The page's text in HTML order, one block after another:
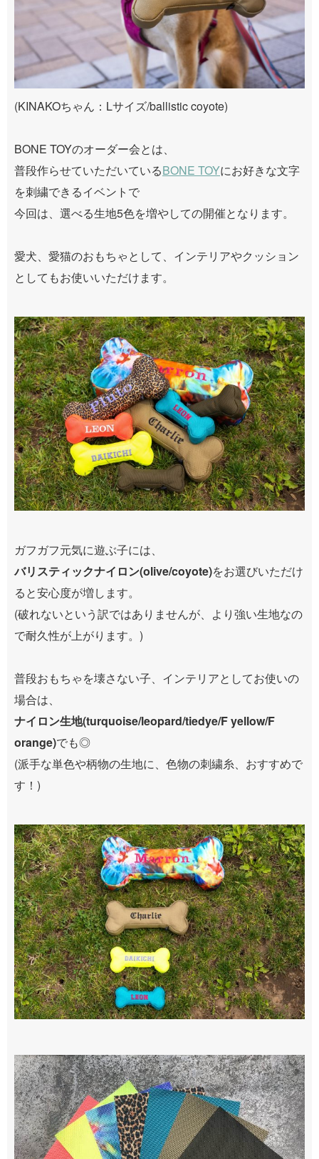
(KINAKOちゃん：Lサイズ/ballistic coyote)
BONE TOYのオーダー会とは、
普段作らせていただいているBONE TOYにお好きな文字
を刺繍できるイベントで
今回は、選べる生地5色を増やしての開催となります。
愛犬、愛猫のおもちゃとして、インテリアやクッション
としてもお使いいただけます。
ガフガフ元気に遊ぶ子には、
バリスティックナイロン(olive/coyote)をお選びいただけ
ると安心度が増します。
(破れないという訳ではありませんが、より強い生地なの
で耐久性が上がります。)
普段おもちゃを壊さない子、インテリアとしてお使いの
場合は、
ナイロン生地(turquoise/leopard/tiedye/F yellow/F
orange)でも◎
(派手な単色や柄物の生地に、色物の刺繍糸、おすすめで
す！)